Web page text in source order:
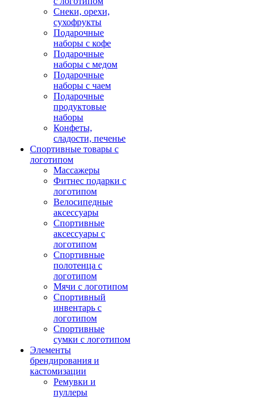
Снеки, орехи,
сухофрукты
Подарочные
наборы с кофе
Подарочные
наборы с медом
Подарочные
наборы с чаем
Подарочные
продуктовые
наборы
Конфеты,
сладости, печенье
Спортивные товары с
логотипом
Массажеры
Фитнес подарки с
логотипом
Велосипедные
аксессуары
Спортивные
аксессуары с
логотипом
Спортивные
полотенца с
логотипом
Мячи с логотипом
Спортивный
инвентарь с
логотипом
Спортивные
сумки с логотипом
Элементы
брендирования и
кастомизации
Ремувки и
пуллеры